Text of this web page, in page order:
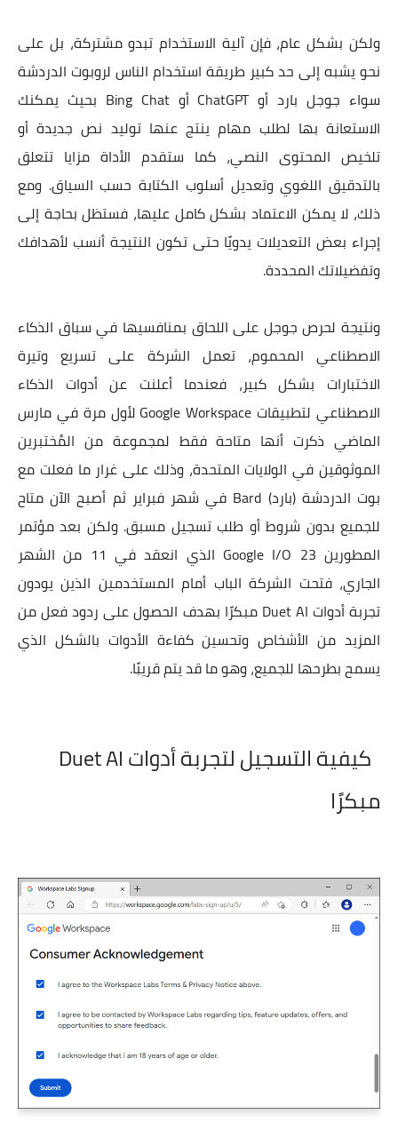
ولكن بشكل عام، فإن آلية الاستخدام تبدو مشتركة، بل على
نحو يشبه إلى حد كبير طريقة استخدام الناس لروبوت الدردشة
سواء جوجل بارد أو ChatGPT أو Bing Chat بحيث يمكنك
الاستعانة بها لطلب مهام ينتج عنها توليد نص جديدة أو
تلخيص المحتوى النصي، كما ستقدم الأداة مزايا تتعلق
بالتدقيق اللغوي وتعديل أسلوب الكتابة حسب السياق. ومع
ذلك، لا يمكن الاعتماد بشكل كامل عليها، فستظل بحاجة إلى
إجراء بعض التعديلات يدويًا حتى تكون النتيجة أنسب لأهدافك
وتفضيلاتك المحددة.
ونتيجة لحرص جوجل على اللحاق بمنافسيها في سباق الذكاء
الاصطناعي المحموم، تعمل الشركة على تسريع وتيرة
الاختبارات بشكل كبير، فعندما أعلنت عن أدوات الذكاء
الاصطناعي لتطبيقات Google Workspace لأول مرة في مارس
الماضي ذكرت أنها متاحة فقط لمجموعة من المُختبرين
الموثوقين في الولايات المتحدة، وذلك على غرار ما فعلت مع
بوت الدردشة (بارد) Bard في شهر فبراير ثم أصبح الآن متاح
للجميع بدون شروط أو طلب تسجيل مسبق. ولكن بعد مؤتمر
المطورين Google I/O 23 الذي انعقد في 11 من الشهر
الجاري، فتحت الشركة الباب أمام المستخدمين الذين يودون
تجربة أدوات Duet AI مبكرًا بهدف الحصول على ردود فعل من
المزيد من الأشخاص وتحسين كفاءة الأدوات بالشكل الذي
يسمح بطرحها للجميع، وهو ما قد يتم قريبًا.
كيفية التسجيل لتجربة أدوات Duet AI
مبكرًا